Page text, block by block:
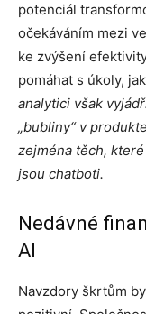
potenciál
očekáváním mezi
ke zvýšení
pomáhat s úkoly,
analytici však
„bubliny“ v
zejména těch,
jsou chatboti.
Nedávné
AI
Navzdory škrtům